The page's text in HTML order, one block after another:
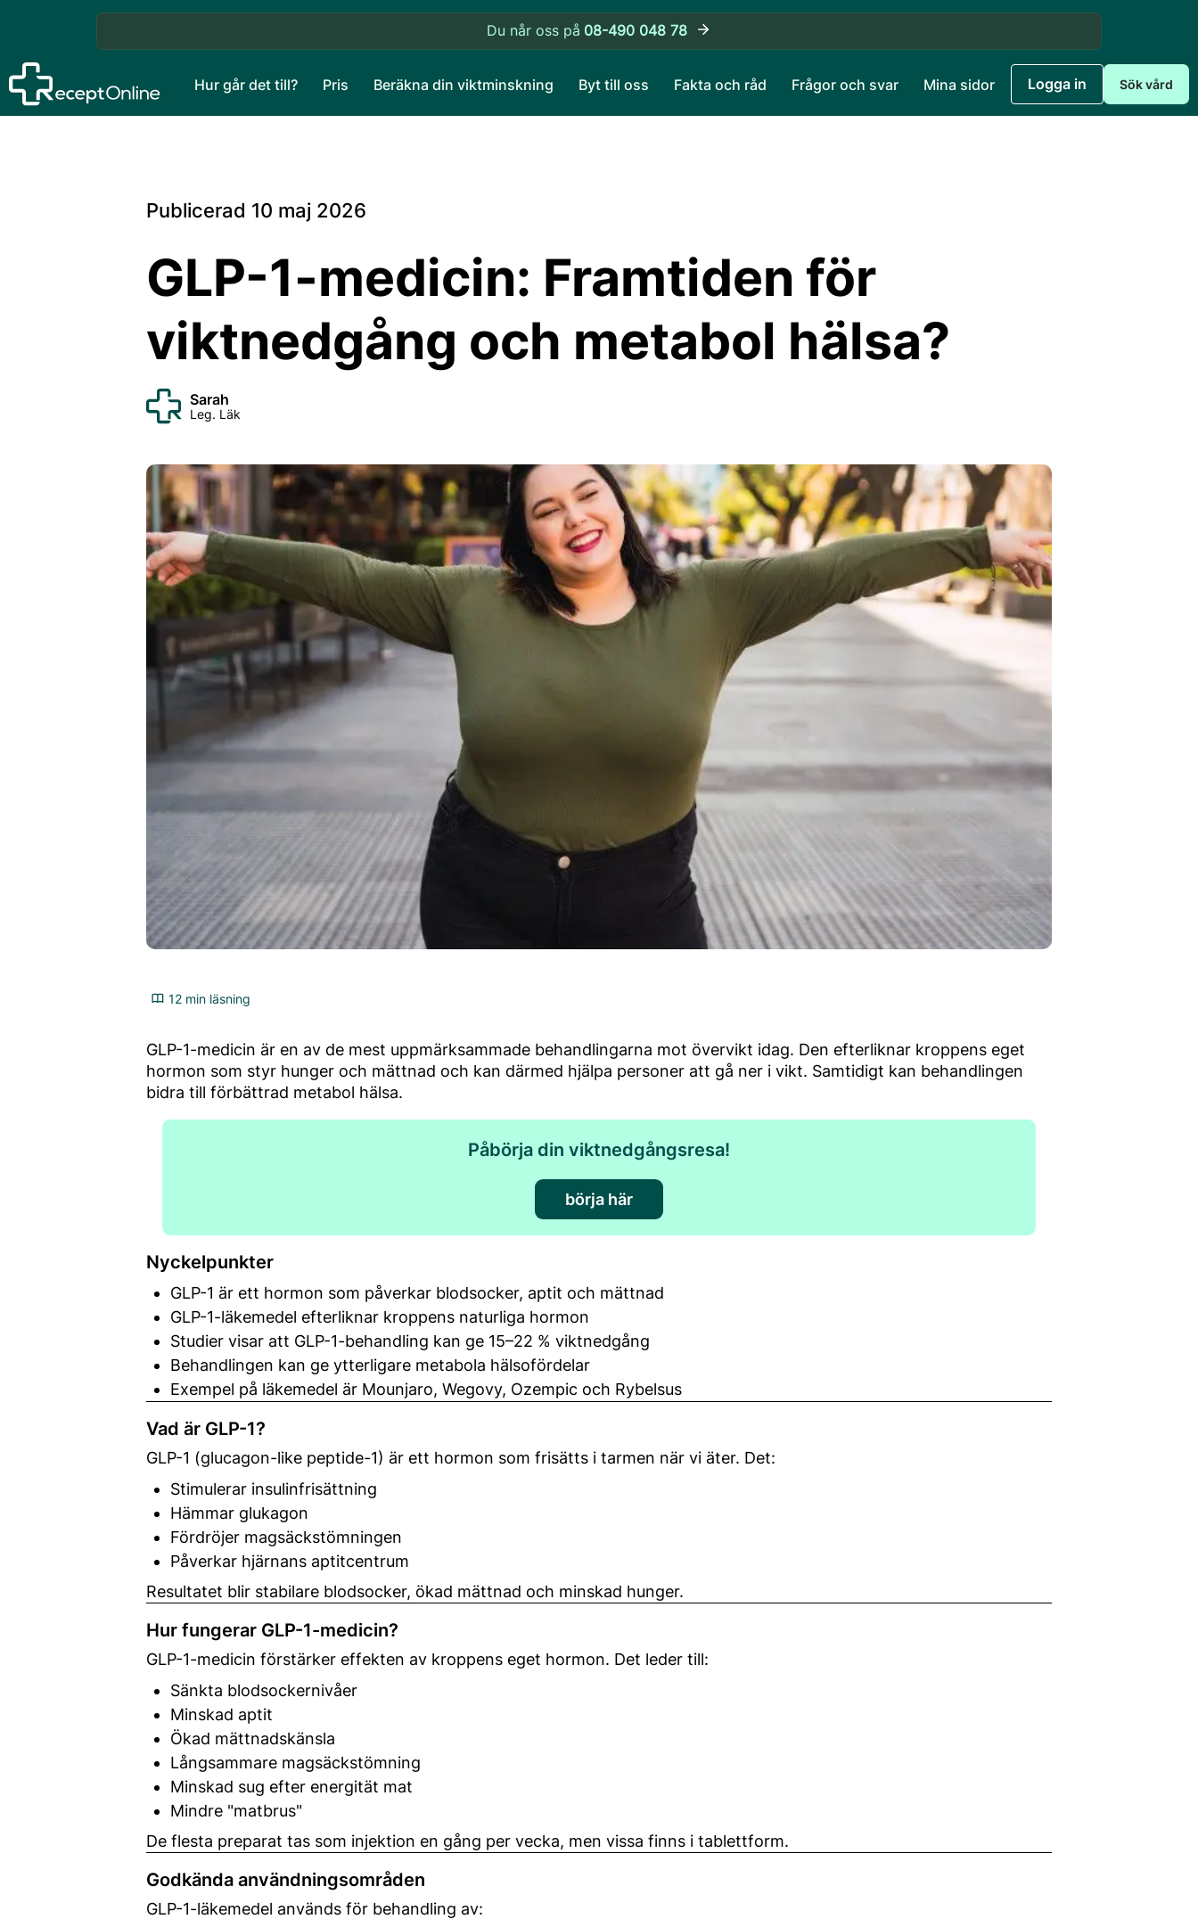
Du når oss på 08-490 048 78
Hur går det till? Pris Beräkna din viktminskning Byt till oss Fakta och råd Frågor och svar Mina sidor Logga in Sök vård
Publicerad 10 maj 2026
GLP-1-medicin: Framtiden för
viktnedgång och metabol hälsa?
Sarah
Leg. Läk
12 min läsning
GLP-1-medicin är en av de mest uppmärksammade behandlingarna mot övervikt idag. Den efterliknar kroppens eget
hormon som styr hunger och mättnad och kan därmed hjälpa personer att gå ner i vikt. Samtidigt kan behandlingen
bidra till förbättrad metabol hälsa.
Påbörja din viktnedgångsresa!
börja här
Nyckelpunkter
GLP-1 är ett hormon som påverkar blodsocker, aptit och mättnad
GLP-1-läkemedel efterliknar kroppens naturliga hormon
Studier visar att GLP-1-behandling kan ge 15–22 % viktnedgång
Behandlingen kan ge ytterligare metabola hälsofördelar
Exempel på läkemedel är Mounjaro, Wegovy, Ozempic och Rybelsus
Vad är GLP-1?
GLP-1 (glucagon-like peptide-1) är ett hormon som frisätts i tarmen när vi äter. Det:
Stimulerar insulinfrisättning
Hämmar glukagon
Fördröjer magsäckstömningen
Påverkar hjärnans aptitcentrum
Resultatet blir stabilare blodsocker, ökad mättnad och minskad hunger.
Hur fungerar GLP-1-medicin?
GLP-1-medicin förstärker effekten av kroppens eget hormon. Det leder till:
Sänkta blodsockernivåer
Minskad aptit
Ökad mättnadskänsla
Långsammare magsäckstömning
Minskad sug efter energität mat
Mindre "matbrus"
De flesta preparat tas som injektion en gång per vecka, men vissa finns i tablettform.
Godkända användningsområden
GLP-1-läkemedel används för behandling av: